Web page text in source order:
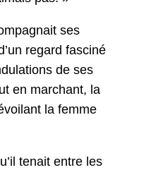
ses
regard fasciné
de ses
en marchant, la
la femme
tenait entre les